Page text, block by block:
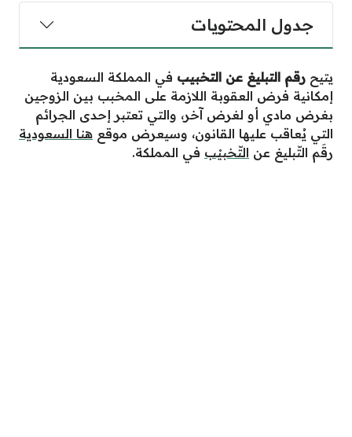
جدول المحتويات
يتيح رقم التبليغ عن التخبيب في المملكة السعودية
إمكانية فرض العقوبة اللازمة على المخبب بين الزوجين
بغرض مادي أو لغرض آخر، والتي تعتبر إحدى الجرائم
التي يُعاقب عليها القانون، وسيعرض موقع هنا السعودية
رقَم التّبليغ عن التّخبيْب في المملكة.